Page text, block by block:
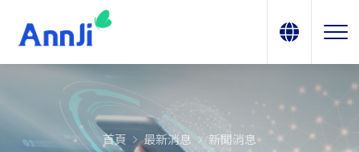
首頁 最新消息 新聞消息